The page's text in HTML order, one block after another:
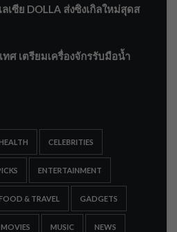
เซีย DOLLA ส่งซิงเกิลใหม่สุดส
ศ เตรียมเครื่องจักรรับมือน้ำ
CELEBRITIES
ENTERTAINMENT
& TRAVEL GADGETS
MOVIES MUSIC NEWS